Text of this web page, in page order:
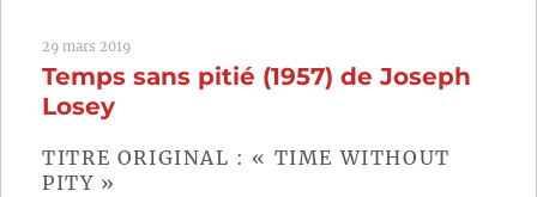
29 mars 2019
Temps sans pitié (1957) de Joseph
Losey
TITRE ORIGINAL : « TIME WITHOUT
PITY »